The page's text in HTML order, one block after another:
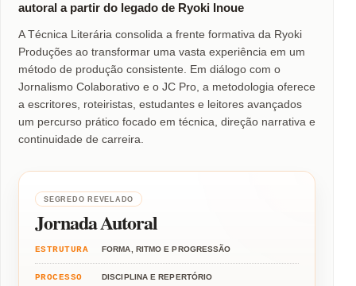
autoral a partir do legado de Ryoki Inoue
A Técnica Literária consolida a frente formativa da Ryoki
Produções ao transformar uma vasta experiência em um
método de produção consistente. Em diálogo com o
Jornalismo Colaborativo e o JC Pro, a metodologia oferece
a escritores, roteiristas, estudantes e leitores avançados
um percurso prático focado em técnica, direção narrativa e
continuidade de carreira.
SEGREDO REVELADO
Jornada Autoral
ESTRUTURA FORMA, RITMO E PROGRESSÃO
PROCESSO DISCIPLINA E REPERTÓRIO